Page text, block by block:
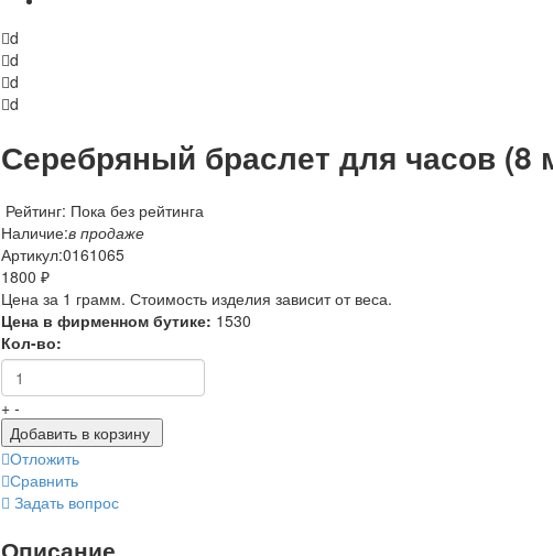
d
d
d
d
Серебряный браслет для часов (8
Рейтинг: Пока без рейтинга
Наличие:в продаже
Артикул:0161065
1800 ₽
Цена за 1 грамм. Стоимость изделия зависит от веса.
Цена в фирменном бутике: 1530
Кол-во:
+ -
Добавить в корзину
Отложить
Сравнить
Задать вопрос
Описание